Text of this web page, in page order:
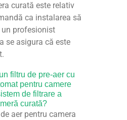
curată este relativ
ca instalarea să
profesionist
se asigura că este
filtru de pre-aer cu
pentru camere
de filtrare a
curată?
aer pentru camera